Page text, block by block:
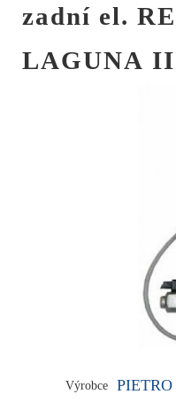
zadní el.
LAGUNA
Výrobce PIETRO